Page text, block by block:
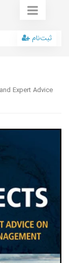
ثبت‌نام
Expert Advice